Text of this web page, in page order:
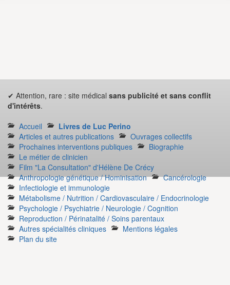
✔ Attention, rare : site médical sans publicité et sans conflit
d'intérêts.
Accueil
Livres de Luc Perino
Articles et autres publications
Ouvrages collectifs
Prochaines interventions publiques
Biographie
Le métier de clinicien
Film "La Consultation" d'Hélène De Crécy
Anthropologie génétique / Hominisation
Cancérologie
Infectiologie et immunologie
Métabolisme / Nutrition / Cardiovasculaire / Endocrinologie
Psychologie / Psychiatrie / Neurologie / Cognition
Reproduction / Périnatalité / Soins parentaux
Autres spécialités cliniques
Mentions légales
Plan du site